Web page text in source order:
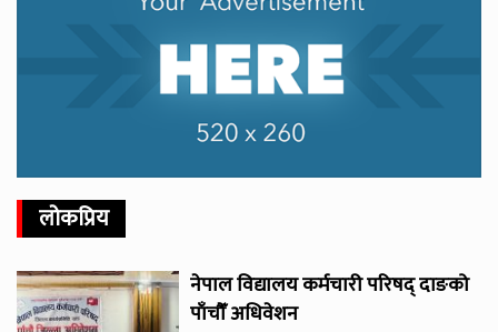
लोकप्रिय
नेपाल विद्यालय कर्मचारी परिषद् दाङको
पाँचौँ अधिवेशन